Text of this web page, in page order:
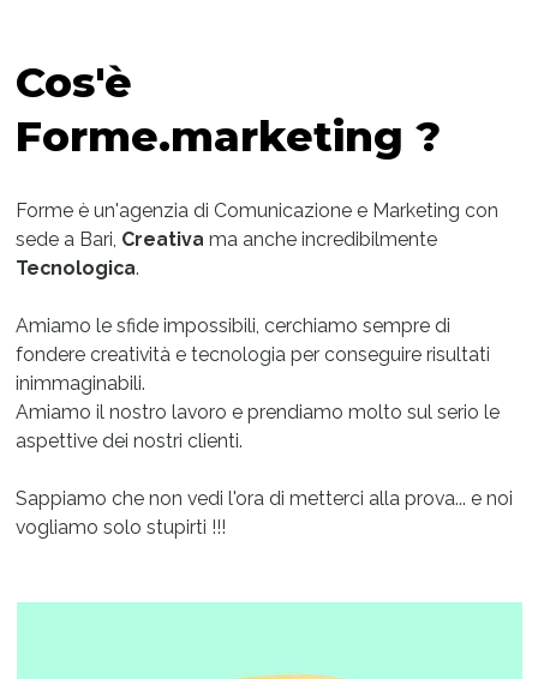
Cos'è
Forme.marketing ?
Forme è un'agenzia di Comunicazione e Marketing con
sede a Bari, Creativa ma anche incredibilmente
Tecnologica.
Amiamo le sfide impossibili, cerchiamo sempre di
fondere creatività e tecnologia per conseguire risultati
inimmaginabili.
Amiamo il nostro lavoro e prendiamo molto sul serio le
aspettive dei nostri clienti.
Sappiamo che non vedi l'ora di metterci alla prova... e noi
vogliamo solo stupirti !!!